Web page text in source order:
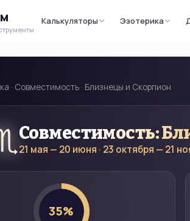
Калькуляторы Эзотерика
· Совместимость · Близнецы и Скорпион
Совместимость:
21 мая — 20 июня · 23 октября — 21
35%